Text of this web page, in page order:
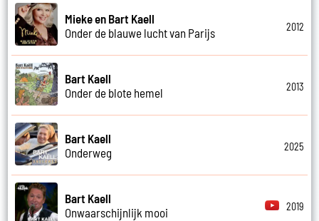
Mieke en Bart Kaell
Onder de blauwe lucht van Parijs
2012
Bart Kaell
Onder de blote hemel
2013
Bart Kaell
Onderweg
2025
Bart Kaell
Onwaarschijnlijk mooi
2019